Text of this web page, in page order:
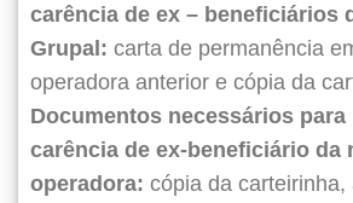
carência de ex – beneficiários
Grupal: carta de permanência
operadora anterior e cópia da
Documentos necessários para
carência de ex-beneficiário da
operadora: cópia da carteirinha,